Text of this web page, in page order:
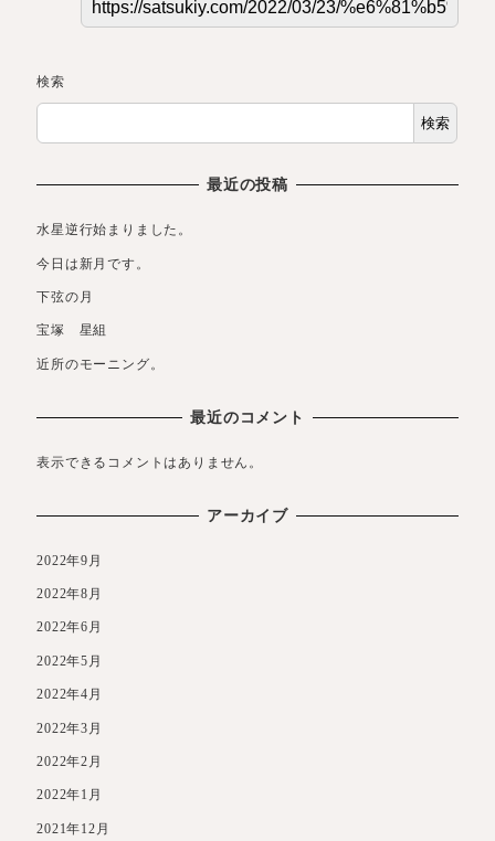
検索
検索
最近の投稿
水星逆行始まりました。
今日は新月です。
下弦の月
宝塚 星組
近所のモーニング。
最近のコメント
表示できるコメントはありません。
アーカイブ
2022年9月
2022年8月
2022年6月
2022年5月
2022年4月
2022年3月
2022年2月
2022年1月
2021年12月